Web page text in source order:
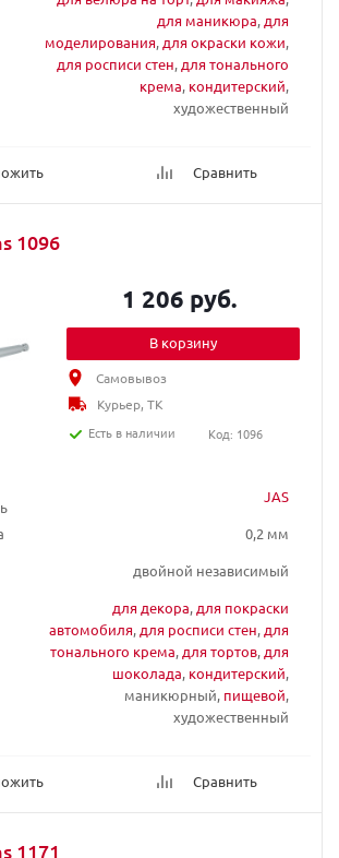
для маникюра, для
моделирования, для окраски кожи,
для росписи стен, для тонального
крема, кондитерский,
художественный
Сравнить
1096
JAS
0,2 мм
двойной независимый
для декора, для покраски
автомобиля, для росписи стен, для
тонального крема, для тортов, для
шоколада, кондитерский,
маникюрный, пищевой,
художественный
Сравнить
1 206 руб.
В корзину
Самовывоз
Курьер, ТК
Есть в наличии
Код: 1096
1171